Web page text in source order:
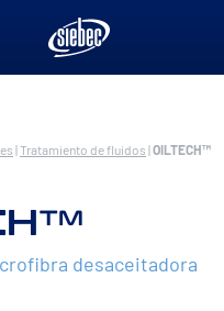
|Tratamiento de fluidos |OILTECH™
desaceitadora